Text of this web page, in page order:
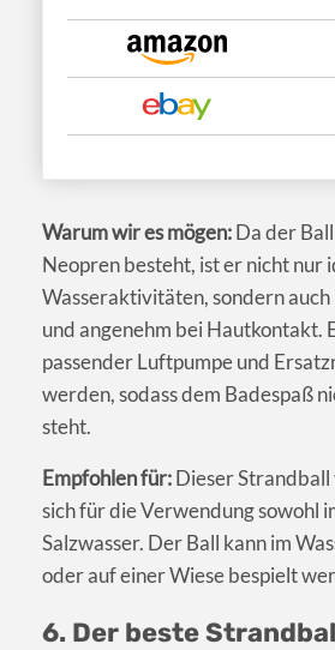
Warum wir es mögen:Da der
Neopren besteht, ist er nicht nur
Wasseraktivitäten, sondern
und angenehm bei Hautkontakt.
passender Luftpumpe und
werden, sodass dem Badespaß
steht.
Empfohlen für:Dieser Strandball
sich für die Verwendung sowohl
Salzwasser. Der Ball kann im
oder auf einer Wiese bespielt
6. Der beste